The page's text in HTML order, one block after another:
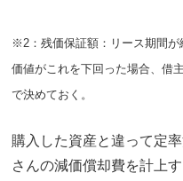
※2：残価保証額：リース期間
価値がこれを下回った場合、借
で決めておく。
購入した資産と違って定
さんの減価償却費を計上